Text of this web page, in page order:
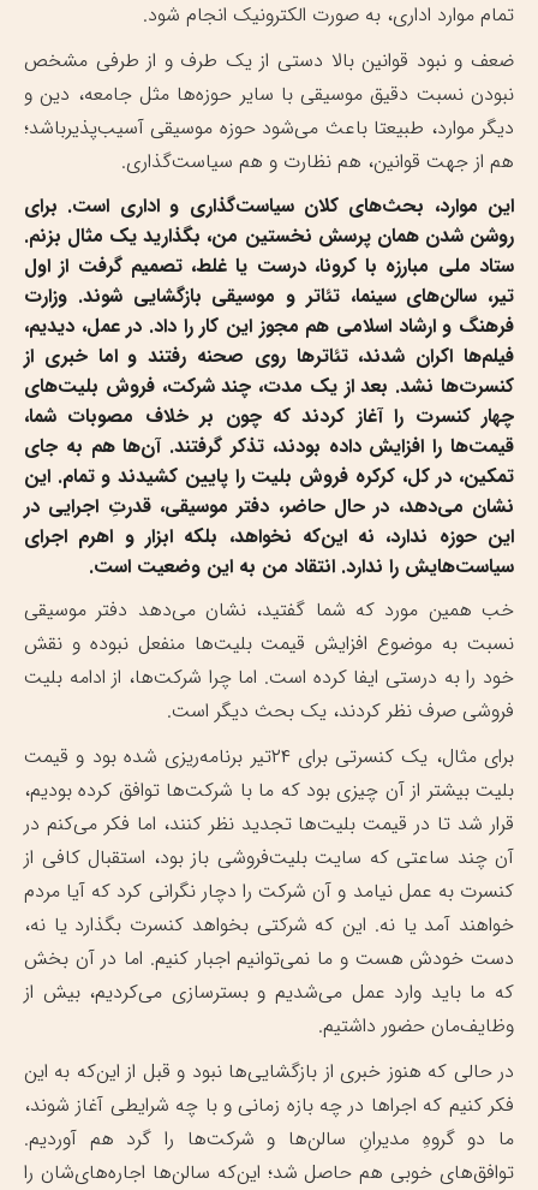
تمام موارد اداری، به صورت الکترونیک انجام شود.
ضعف و نبود قوانین بالا دستی از یک طرف و از طرفی مشخص
نبودن نسبت دقیق موسیقی با سایر حوزه‌ها مثل جامعه، دین و
دیگر موارد، طبیعتا باعث می‌شود حوزه موسیقی آسیب‌پذیرباشد؛
هم از جهت قوانین، هم نظارت و هم سیاست‌گذاری.
این موارد، بحث‌های کلان سیاست‌گذاری و اداری است. برای
روشن شدن همان پرسش نخستین من، بگذارید یک مثال بزنم.
ستاد ملی مبارزه با کرونا، درست یا غلط، تصمیم گرفت از اول
تیر، سالن‌های سینما، تئاتر و موسیقی بازگشایی شوند. وزارت
فرهنگ و ارشاد اسلامی هم مجوز این کار را داد. در عمل، دیدیم،
فیلم‌ها اکران شدند، تئاترها روی صحنه رفتند و اما خبری از
کنسرت‌ها نشد. بعد از یک مدت، چند شرکت، فروش بلیت‌های
چهار کنسرت را آغاز کردند که چون بر خلاف مصوبات شما،
قیمت‌ها را افزایش داده بودند، تذکر گرفتند. آن‌ها هم به جای
تمکین، در کل، کرکره فروش بلیت را پایین کشیدند و تمام. این
نشان می‌دهد، در حال حاضر، دفتر موسیقی، قدرتِ اجرایی در
این حوزه ندارد، نه این‌که نخواهد، بلکه ابزار و اهرم اجرای
سیاست‌هایش را ندارد. انتقاد من به این وضعیت است.
خب همین مورد که شما گفتید، نشان می‌دهد دفتر موسیقی
نسبت به موضوع افزایش قیمت بلیت‌ها منفعل نبوده و نقش
خود را به درستی ایفا کرده است. اما چرا شرکت‌ها، از ادامه بلیت
فروشی صرف نظر کردند، یک بحث دیگر است.
برای مثال، یک کنسرتی برای ۲۴تیر برنامه‌ریزی شده بود و قیمت
بلیت بیشتر از آن چیزی بود که ما با شرکت‌ها توافق کرده بودیم،
قرار شد تا در قیمت بلیت‌ها تجدید نظر کنند، اما فکر می‌کنم در
آن چند ساعتی که سایت بلیت‌فروشی‌ باز بود، استقبال کافی از
کنسرت به عمل نیامد و آن شرکت را دچار نگرانی کرد که آیا مردم
خواهند آمد یا نه. این که شرکتی بخواهد کنسرت بگذارد یا نه،
دست خودش هست و ما نمی‌توانیم اجبار کنیم. اما در آن بخش
که ما باید وارد عمل می‌شدیم و بسترسازی می‌کردیم، بیش از
وظایف‌مان حضور داشتیم.
در حالی که هنوز خبری از بازگشایی‌ها نبود و قبل از این‌که به این
فکر کنیم که اجراها در چه بازه زمانی و با چه شرایطی آغاز شوند،
ما دو گروهِ مدیرانِ سالن‌ها و شرکت‌ها را گرد هم ‌آوردیم.
توافق‌های خوبی هم حاصل شد؛ این‌که سالن‌ها اجاره‌های‌شان را